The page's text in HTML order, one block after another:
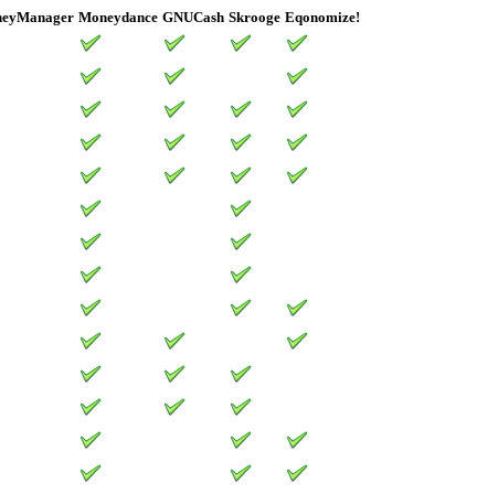
Moneydance GNUCash Skrooge Eqonomize!